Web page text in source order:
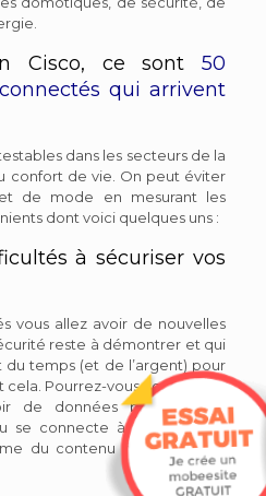
Cisco, ce sont 50
qui arrivent
dans les secteurs de la
confort de vie. On peut éviter
de mode en mesurant les
dont voici quelques uns :
à sécuriser vos
vous allez avoir de nouvelles
reste à démontrer et qui
temps (et de l’argent) pour
cela. Pourrez-vous accepter le
de données biométriques
se connecte à vos caméras
du contenu de votre frigo